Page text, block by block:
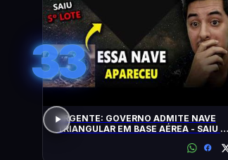
33
URGENTE: GOVERNO ADMITE NAVE
TRIANGULAR EM BASE AÉREA - SAIU O